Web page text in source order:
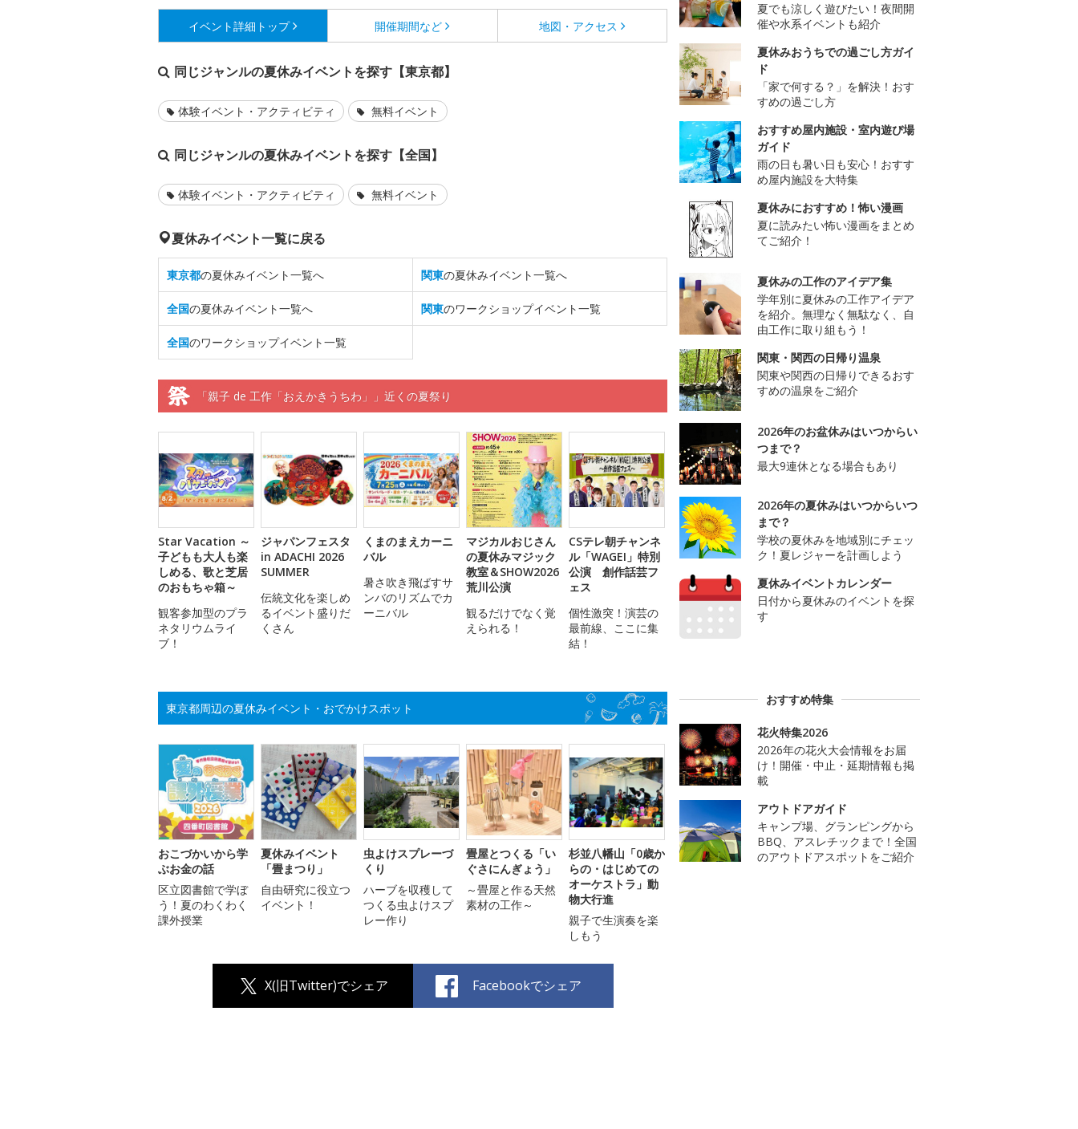
イベント詳細 トップ 開催期間など 地図・アクセス
同じジャンルの夏休みイベントを探す【東京都】
体験イベント・アクティビティ 無料イベント
同じジャンルの夏休みイベントを探す【全国】
体験イベント・アクティビティ 無料イベント
夏休みイベント一覧に戻る
東京都の夏休みイベント一覧へ 関東の夏休みイベント一覧へ
全国の夏休みイベント一覧へ 関東のワークショップイベント一覧
全国のワークショップイベント一覧
「親子 de 工作「おえかきうちわ」」近くの夏祭り
Star Vacation ～
子どもも大人も楽
しめる、歌と芝居
のおもちゃ箱～
観客参加型のプラ
ネタリウムライ
ブ！
ジャパンフェスタ
in ADACHI 2026
SUMMER
伝統文化を楽しめ
るイベント盛りだ
くさん
くまのまえカーニ
バル
暑さ吹き飛ばすサ
ンバのリズムでカ
ーニバル
マジカルおじさん
の夏休みマジック
教室＆SHOW2026
荒川公演
観るだけでなく覚
えられる！
CSテレ朝チャンネ
ル「WAGEI」特別
公演 創作話芸フ
ェス
個性激突！演芸の
最前線、ここに集
結！
東京都周辺の夏休みイベント・おでかけスポット
おこづかいから学
ぶお金の話
区立図書館で学ぼ
う！夏のわくわく
課外授業
夏休みイベント
「畳まつり」
自由研究に役立つ
イベント！
虫よけスプレーづ
くり
ハーブを収穫して
つくる虫よけスプ
レー作り
畳屋とつくる「い
ぐさにんぎょう」
～畳屋と作る天然
素材の工作～
杉並八幡山「0歳か
らの・はじめての
オーケストラ」動
物大行進
親子で生演奏を楽
しもう
X(旧Twitter)でシェア Facebookでシェア
夏でも涼しく遊びたい！夜間開
催や水系イベントも紹介
夏休みおうちでの過ごし方ガイ
ド
「家で何する？」を解決！おす
すめの過ごし方
おすすめ屋内施設・室内遊び場
ガイド
雨の日も暑い日も安心！おすす
め屋内施設を大特集
夏休みにおすすめ！怖い漫画
夏に読みたい怖い漫画をまとめ
てご紹介！
夏休みの工作のアイデア集
学年別に夏休みの工作アイデア
を紹介。無理なく無駄なく、自
由工作に取り組もう！
関東・関西の日帰り温泉
関東や関西の日帰りできるおす
すめの温泉をご紹介
2026年のお盆休みはいつからい
つまで？
最大9連休となる場合もあり
2026年の夏休みはいつからいつ
まで？
学校の夏休みを地域別にチェッ
ク！夏レジャーを計画しよう
夏休みイベントカレンダー
日付から夏休みのイベントを探
す
おすすめ特集
花火特集2026
2026年の花火大会情報をお届
け！開催・中止・延期情報も掲
載
アウトドアガイド
キャンプ場、グランピングから
BBQ、アスレチックまで！全国
のアウトドアスポットをご紹介